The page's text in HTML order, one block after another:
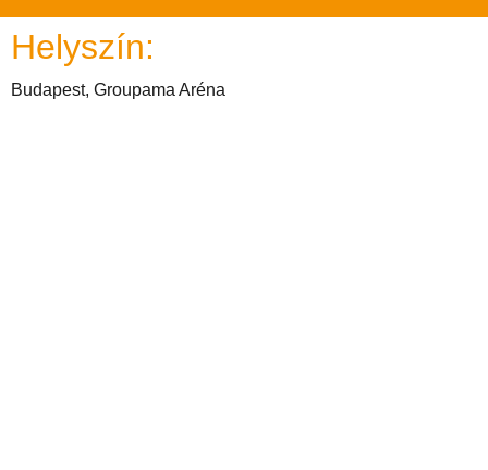
Helyszín:
Budapest, Groupama Aréna